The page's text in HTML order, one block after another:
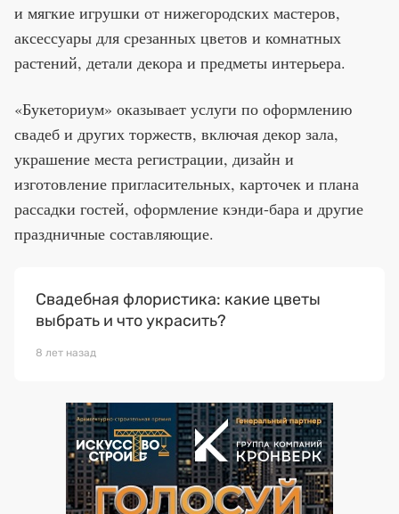
и мягкие игрушки от нижегородских мастеров,
аксессуары для срезанных цветов и комнатных
растений, детали декора и предметы интерьера.
«Букеториум» оказывает услуги по оформлению
свадеб и других торжеств, включая декор зала,
украшение места регистрации, дизайн и
изготовление пригласительных, карточек и плана
рассадки гостей, оформление кэнди-бара и другие
праздничные составляющие.
Свадебная флористика: какие цветы
выбрать и что украсить?
8 лет назад